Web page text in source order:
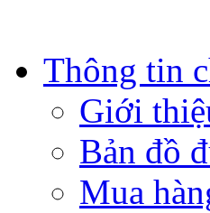
Thông tin
Giới
Bản đồ
Mua